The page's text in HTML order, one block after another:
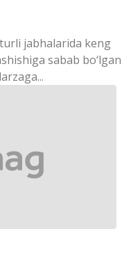
jabhalarida keng
sabab bo‘lgan